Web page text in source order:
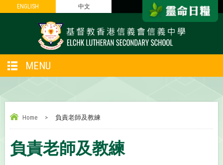
ENGLISH 中文
ENGLISH 中文
MENU
Home > 負責老師及教練
負責老師及教練